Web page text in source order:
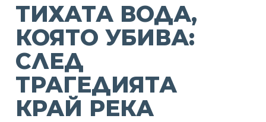
ТИХАТА ВОДА,
КОЯТО УБИВА:
СЛЕД
ТРАГЕДИЯТА
КРАЙ РЕКА